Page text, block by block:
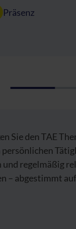
Präsenz
Sie den TAE
regelmäßig
– abgestimmt